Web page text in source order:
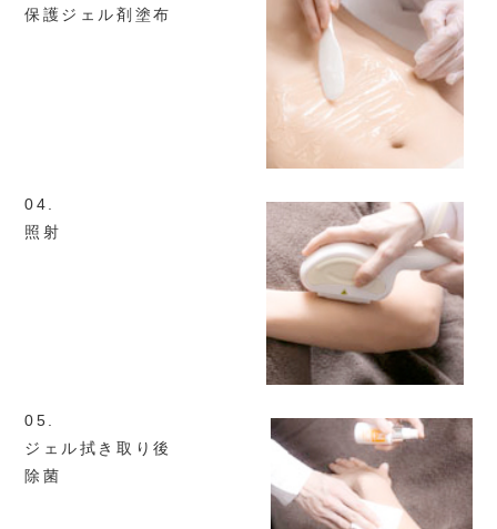
保護ジェル剤 塗布
04.
照射
05.
ジェル拭き取り後
除菌